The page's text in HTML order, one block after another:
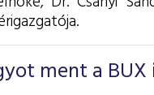
ment a BUX